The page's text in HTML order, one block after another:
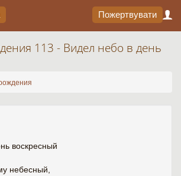
Пожертвувати
113 - Видел небо в день
воскресный
небесный,